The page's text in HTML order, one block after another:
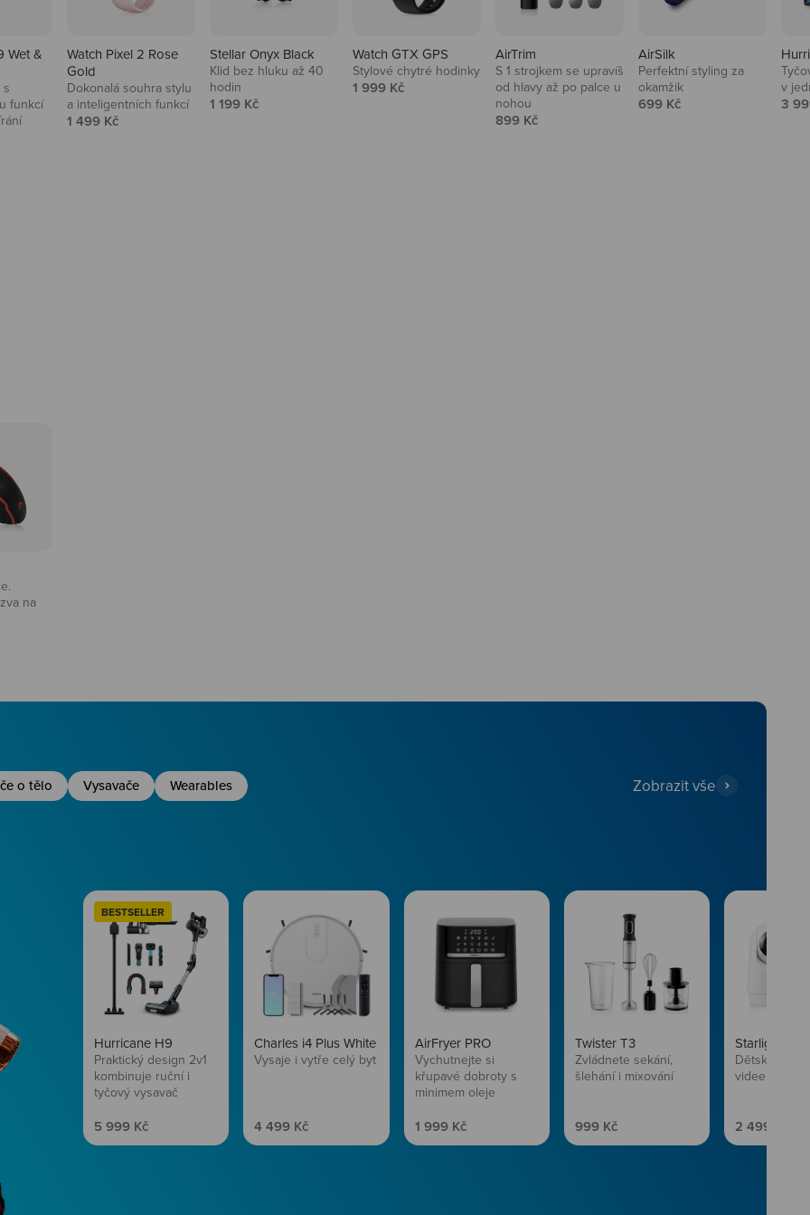
Wet &
s
funkcí
Watch Pixel 2 Rose
Gold
Dokonalá souhra stylu
a inteligentních funkcí
Prodejní cena
1 499 Kč
Stellar Onyx Black
Klid bez hluku až 40
hodin
Prodejní cena
1 199 Kč
Watch GTX GPS
Stylové chytré hodinky
Prodejní cena
1 999 Kč
AirTrim
S 1 strojkem se upravíš
od hlavy až po palce u
nohou
Prodejní cena
899 Kč
AirSilk
Perfektní styling za
okamžik
Prodejní cena
699 Kč
v
3
na
o tělo Vysavače Wearables Zobrazit vše
BESTSELLER
Hurricane H9
Praktický design 2v1
kombinuje ruční i
tyčový vysavač
Prodejní cena
5 999 Kč
Charles i4 Plus White
Vysaje i vytře celý byt
Prodejní cena
4 499 Kč
AirFryer PRO
Vychutnejte si
křupavé dobroty s
minimem oleje
Prodejní cena
1 999 Kč
Twister T3
Zvládnete sekání,
šlehání i mixování
Prodejní cena
999 Kč
Starlight SL5
Dětská
videem
Prodejní
2 499 Kč
Péče o vlasy